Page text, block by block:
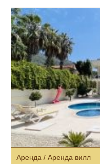
Аренда / Аренда вилл